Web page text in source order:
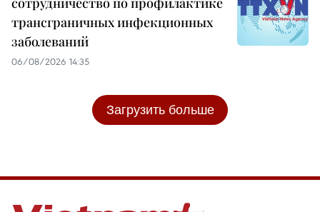
трансграничных инфекционных
заболеваний
06/08/2026 14:35
Загрузить больше